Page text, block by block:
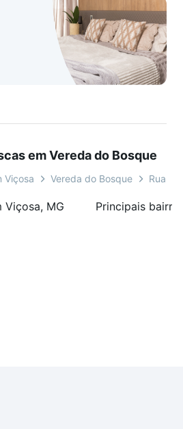
em Vereda do Bosque
Viçosa Vereda do Bosque Rua
Viçosa, MG Principais